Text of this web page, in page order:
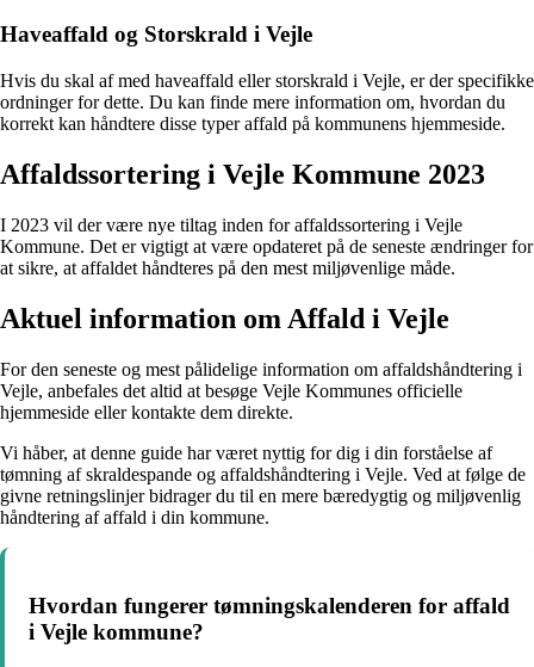
Haveaffald og Storskrald i Vejle
Hvis du skal af med haveaffald eller storskrald i Vejle, er der specifikke
ordninger for dette. Du kan finde mere information om, hvordan du
korrekt kan håndtere disse typer affald på kommunens hjemmeside.
Affaldssortering i Vejle Kommune 2023
I 2023 vil der være nye tiltag inden for affaldssortering i Vejle
Kommune. Det er vigtigt at være opdateret på de seneste ændringer for
at sikre, at affaldet håndteres på den mest miljøvenlige måde.
Aktuel information om Affald i Vejle
For den seneste og mest pålidelige information om affaldshåndtering i
Vejle, anbefales det altid at besøge Vejle Kommunes officielle
hjemmeside eller kontakte dem direkte.
Vi håber, at denne guide har været nyttig for dig i din forståelse af
tømning af skraldespande og affaldshåndtering i Vejle. Ved at følge de
givne retningslinjer bidrager du til en mere bæredygtig og miljøvenlig
håndtering af affald i din kommune.
Hvordan fungerer tømningskalenderen for affald
i Vejle kommune?